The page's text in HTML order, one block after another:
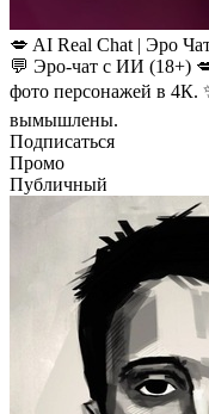
💋 AI Real Chat | Эро
💬 Эро-чат с ИИ (18+)
фото персонажей в
вымышлены.
Подписаться
Промо
Публичный